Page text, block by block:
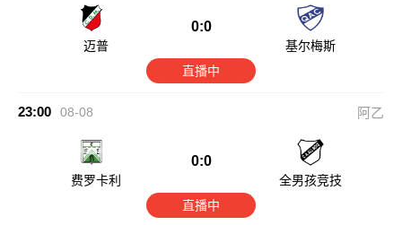
迈普
0:0
基尔梅斯
直播中
23:00 08-08 阿乙
费罗卡利
0:0
全男孩竞技
直播中